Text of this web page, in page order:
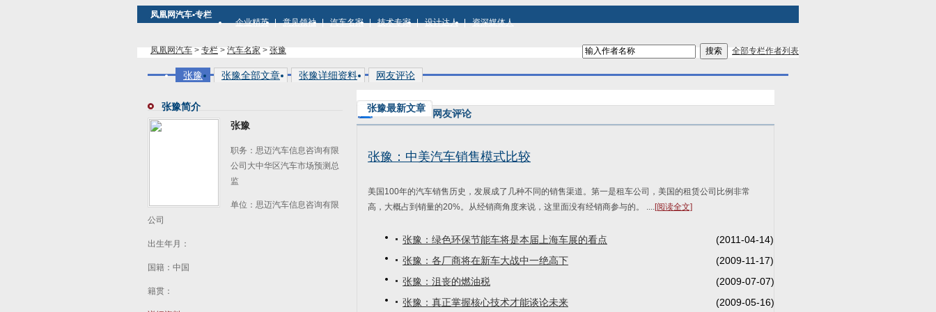
凤凰网汽车•专栏
企业精英 意见领袖 汽车名家 技术专家 设计达人 资深媒体人
凤凰网汽车 > 专栏 > 汽车名家 > 张豫 全部专栏作者列表
张豫 张豫全部文章 张豫详细资料 网友评论
张豫简介
张豫
职务：思迈汽车信息咨询有限
公司大中华区汽车市场预测总
监
单位：思迈汽车信息咨询有限
公司
出生年月：
国籍：中国
籍贯：
张豫最新文章
张豫：中美汽车销售模式比较
美国100年的汽车销售历史，发展成了几种不同的销售渠道。第一是租车公司，美国的租赁公司比例非常
高，大概占到销量的20%。从经销商角度来说，这里面没有经销商参与的。 .... [阅读全文]
张豫：绿色环保节能车将是本届上海车展的看点
(2011-04-14)
张豫：各厂商将在新车大战中一绝高下
(2009-11-17)
张豫：沮丧的燃油税
(2009-07-07)
张豫：真正掌握核心技术才能谈论未来
(2009-05-16)
网友评论